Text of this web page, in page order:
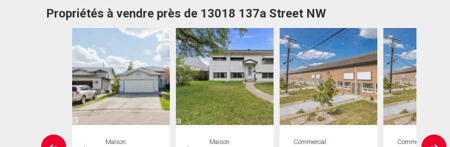
Propriétés à vendre près de 13018 137a Street NW
Maison
Maison
Commercial Commercial